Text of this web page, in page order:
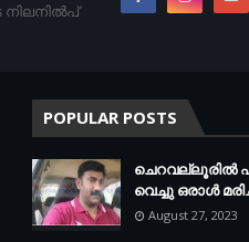
POPULAR POSTS
ചെറവല്ലൂരിൽ
വെച്ചു ഒരാൾ
August 27, 2023